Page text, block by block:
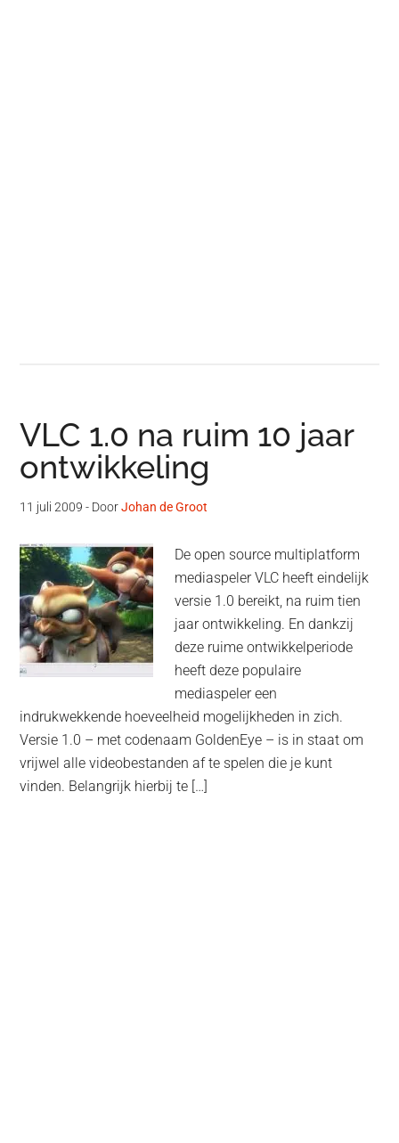
VLC 1.0 na ruim 10 jaar
ontwikkeling
11 juli 2009 - DoorJohan de Groot
De open source multiplatform
mediaspeler VLC heeft eindelijk
versie 1.0 bereikt, na ruim tien
jaar ontwikkeling. En dankzij
deze ruime ontwikkelperiode
heeft deze populaire
mediaspeler een
indrukwekkende hoeveelheid mogelijkheden in zich.
Versie 1.0 – met codenaam GoldenEye – is in staat om
vrijwel alle videobestanden af te spelen die je kunt
vinden. Belangrijk hierbij te […]